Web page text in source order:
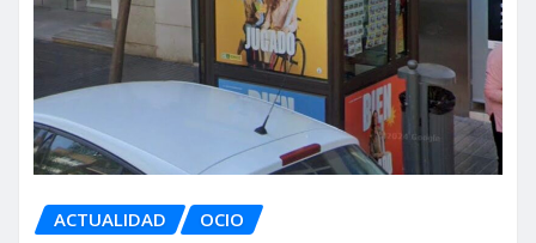
ACTUALIDAD OCIO